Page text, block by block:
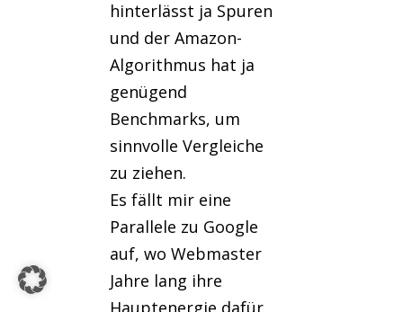
hinterlässt ja Spuren
und der Amazon-
Algorithmus hat ja
genügend
Benchmarks, um
sinnvolle Vergleiche
zu ziehen.
Es fällt mir eine
Parallele zu Google
auf, wo Webmaster
Jahre lang ihre
Hauptenergie dafür